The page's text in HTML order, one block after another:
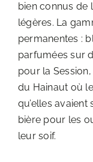
bien connus de
légères. La
permanentes :
parfumées sur
pour la
du Hainaut où
qu’elles
bière pour les
leur soif.